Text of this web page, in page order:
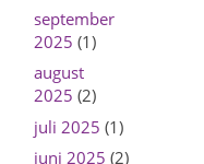
september
2025 (1)
august
2025 (2)
juli 2025 (1)
juni 2025 (2)